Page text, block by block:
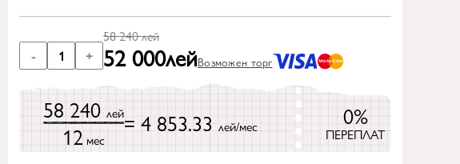
- 1 +
58 240лей
52 000лейВозможен торг
58 240 лей
12мес
= 4 853.33 лей/мес 0%
ПЕРЕПЛАТ